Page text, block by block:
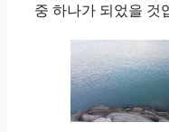
중 하나가 되었을 것